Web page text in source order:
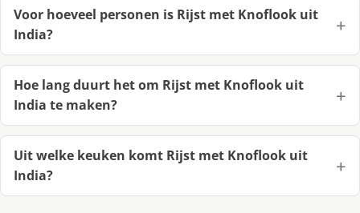
Voor hoeveel personen is Rijst met Knoflook uit
India?
Hoe lang duurt het om Rijst met Knoflook uit
India te maken?
Uit welke keuken komt Rijst met Knoflook uit
India?